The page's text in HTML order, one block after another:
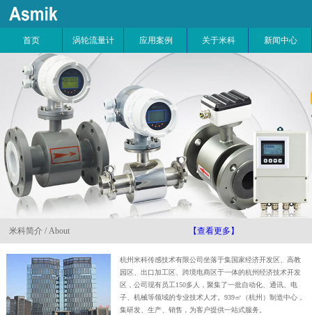
首页 涡轮流量计 应用案例 关于米科 新闻中心
米科简介 / About 【查看更多】
杭州米科传感技术有限公司坐落于集国家经济开发区、高教
园区、出口加工区、跨境电商区于一体的杭州经济技术开发
区，公司现有员工150多人，聚集了一批自动化、通讯、电
子、机械等领域的专业技术人才。939㎡（杭州）制造中心，
集研发、生产、销售，为客户提供一站式服务。